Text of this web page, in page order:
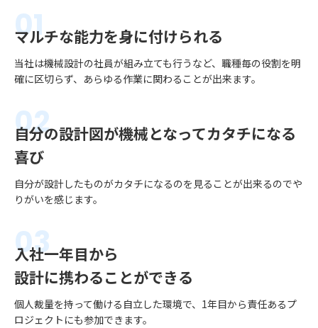
マルチな能力を身に付けられる
当社は機械設計の社員が組み立ても行うなど、職種毎の役割を明
確に区切らず、あらゆる作業に関わることが出来ます。
自分の設計図が機械となってカタチになる
喜び
自分が設計したものがカタチになるのを見ることが出来るのでや
りがいを感じます。
入社一年目から
設計に携わることができる
個人裁量を持って働ける自立した環境で、1年目から責任あるプ
ロジェクトにも参加できます。